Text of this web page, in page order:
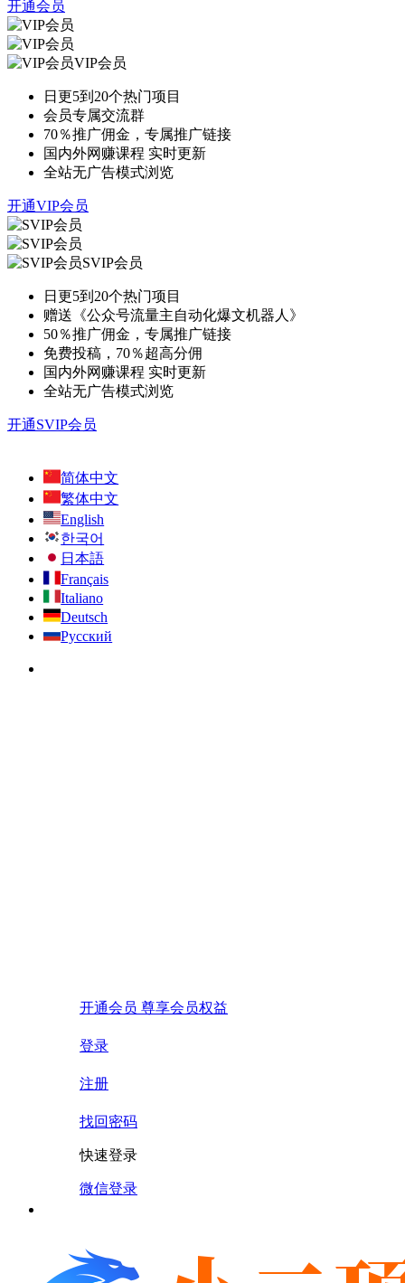
开通会员
VIP会员
日更5到20个热门项目
会员专属交流群
70％推广佣金，专属推广链接
国内外网赚课程 实时更新
全站无广告模式浏览
开通VIP会员
SVIP会员
日更5到20个热门项目
赠送《公众号流量主自动化爆文机器人》
50％推广佣金，专属推广链接
免费投稿，70％超高分佣
国内外网赚课程 实时更新
全站无广告模式浏览
开通SVIP会员
简体中文
繁体中文
English
한국어
日本語
Français
Italiano
Deutsch
Русский
开通会员 尊享会员权益
登录
注册
找回密码
快速登录
微信登录